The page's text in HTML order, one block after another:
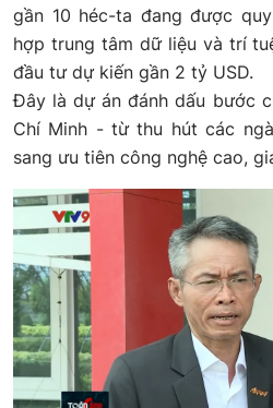
gần 10 héc-ta đang được
hợp trung tâm dữ liệu và trí
đầu tư dự kiến gần 2 tỷ USD.
Đây là dự án đánh dấu bước
Chí Minh - từ thu hút các
sang ưu tiên công nghệ cao,